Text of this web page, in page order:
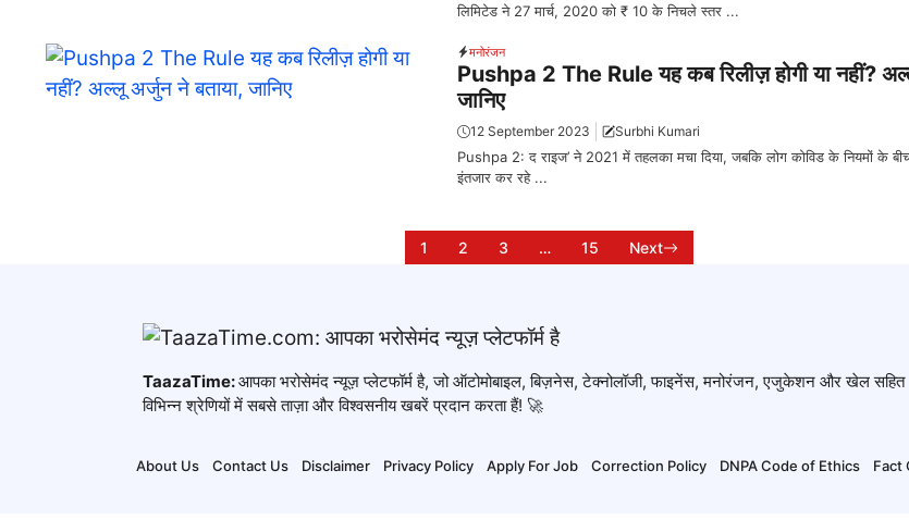
लिमिटेड ने 27 मार्च, 2020 को ₹ 10 के निचले स्तर ...
मनोरंजन
Pushpa 2 The Rule यह कब रिलीज़ होगी या नहीं?
जानिए
12 September 2023 Surbhi Kumari
Pushpa 2: द राइज’ ने 2021 में तहलका मचा दिया, जबकि लोग कोविड के नियमों के
इंतजार कर रहे ...
1 2 3 … 15 Next
TaazaTime:आपका भरोसेमंद न्यूज़ प्लेटफॉर्म है, जो ऑटोमोबाइल, बिज़नेस, टेक्नोलॉजी, फाइनेंस, मनोरंजन, एजुकेशन और खेल सहित
विभिन्न श्रेणियों में सबसे ताज़ा और विश्वसनीय खबरें प्रदान करता हैं! 🚀
About Us Contact Us Disclaimer Privacy Policy Apply For Job Correction Policy DNPA Code of Ethics Fact